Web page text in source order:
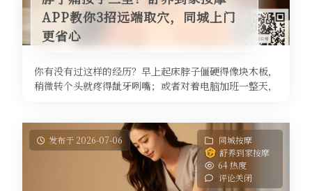
APP教你3招远端取穴，同城上门
更省心
你有没有过这样的经历？早上起床脖子僵硬得像块木板，
稍微转个头就疼得龇牙咧嘴；或者对着电脑加班一整天，
发布于 2026-07-06
同城按摩
舒养到家按摩
64 热度
评论关闭